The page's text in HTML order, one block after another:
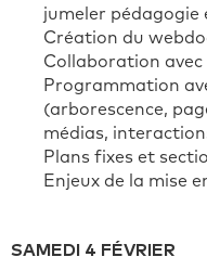
jumeler pédagogie
Création du
Collaboration
Programmation
(arborescence,
médias,
Plans fixes et
Enjeux de la mise
SAMEDI 4 FÉVRIER